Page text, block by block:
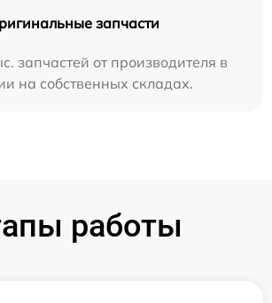
запчасти
запчастей от производителя в
на собственных складах.
работы